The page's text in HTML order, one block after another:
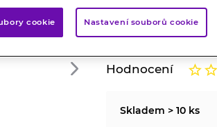
šetrně. Příjemná
podporuje usínání a
Hodnocení
Skladem > 10 ks
cookie Nastavení souborů cookie